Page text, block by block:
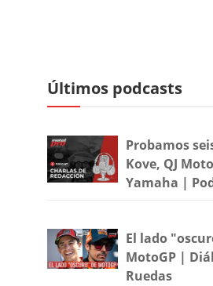
Últimos podcasts
Probamos
Kove, QJ
Yamaha |
El lado
MotoGP |
Ruedas